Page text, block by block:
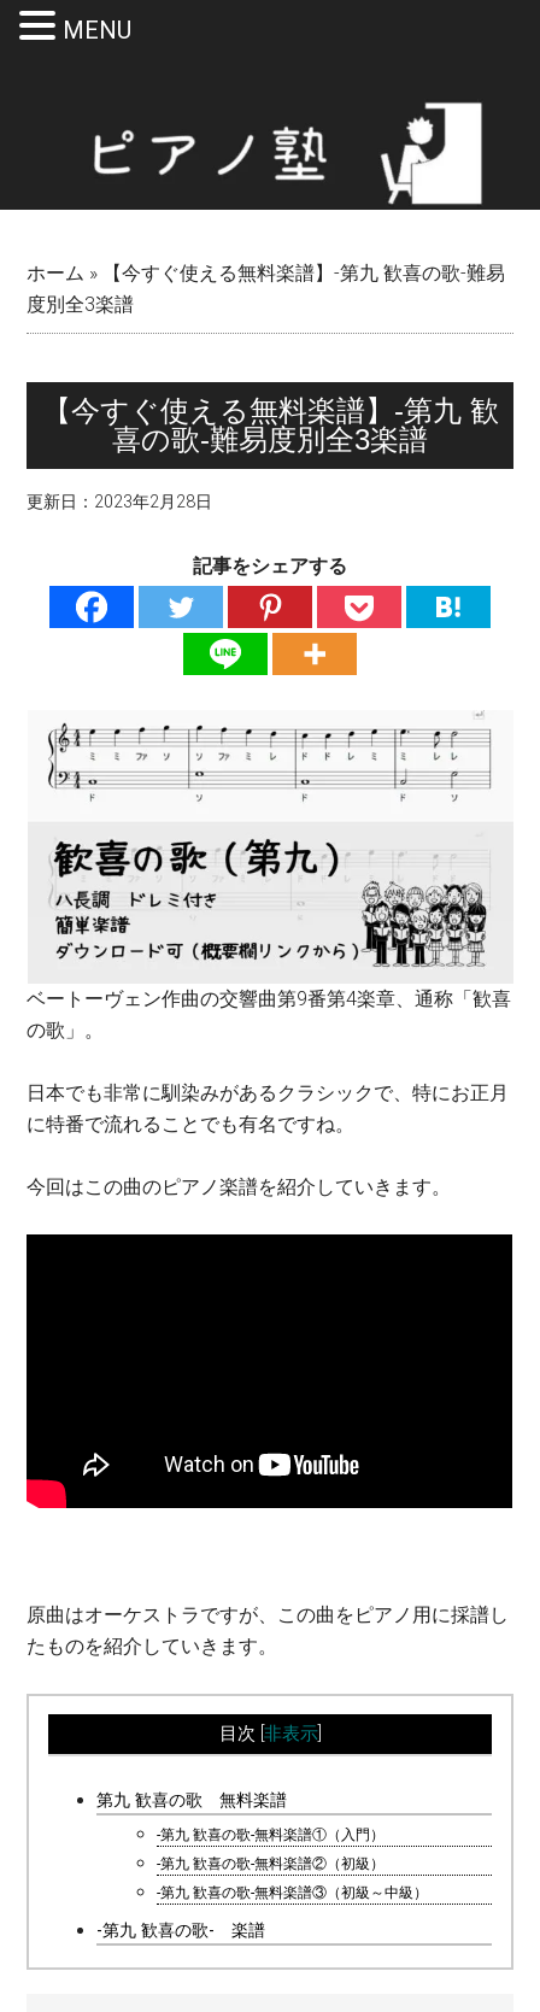
ホーム »
【今すぐ使える無料楽譜】-第九 歓喜の歌-難易
度別全3楽譜
【今すぐ使える無料楽譜】-第九 歓
喜の歌-難易度別全3楽譜
更新日： 2023年2月28日
記事をシェアする
ベートーヴェン作曲の交響曲第9番第4楽章、通称「歓喜
の歌」。
日本でも非常に馴染みがあるクラシックで、特にお正月
に特番で流れることでも有名ですね。
今回はこの曲のピアノ楽譜を紹介していきます。
原曲はオーケストラですが、この曲をピアノ用に採譜し
たものを紹介していきます。
目次 非表示]
第九 歓喜の歌 無料楽譜
-第九 歓喜の歌-無料楽譜①（入門）
-第九 歓喜の歌-無料楽譜②（初級）
-第九 歓喜の歌-無料楽譜③（初級～中級）
-第九 歓喜の歌- 楽譜
MENU